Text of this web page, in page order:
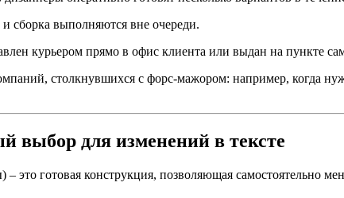
и сборка выполняются вне очереди.
курьером прямо в офис клиента или выдан на пункте
столкнувшихся с форс-мажором: например, когда
для изменений в тексте
готовая конструкция, позволяющая самостоятельно